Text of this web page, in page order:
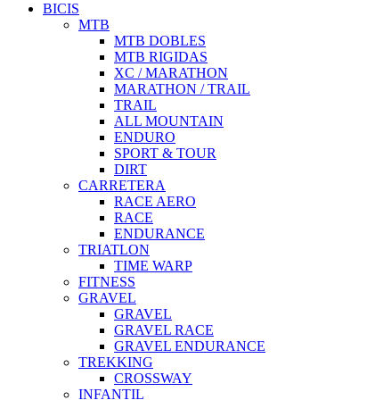
BICIS
MTB
MTB DOBLES
MTB RIGIDAS
XC / MARATHON
MARATHON / TRAIL
TRAIL
ALL MOUNTAIN
ENDURO
SPORT & TOUR
DIRT
CARRETERA
RACE AERO
RACE
ENDURANCE
TRIATLON
TIME WARP
FITNESS
GRAVEL
GRAVEL
GRAVEL RACE
GRAVEL ENDURANCE
TREKKING
CROSSWAY
INFANTIL